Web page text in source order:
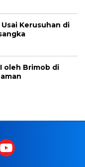
Kerusuhan di
oleh Brimob di